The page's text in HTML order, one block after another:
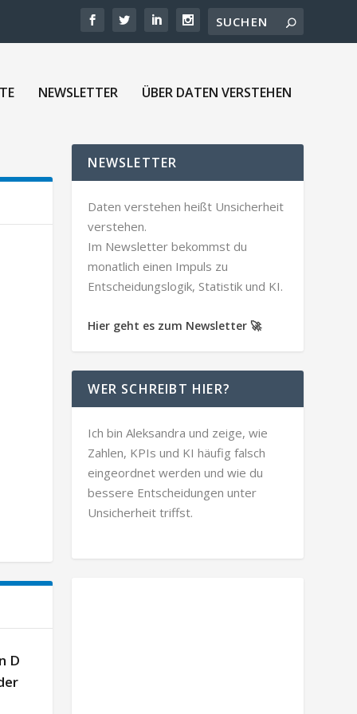
NEWSLETTER ÜBER DATEN VERSTEHEN
D
NEWSLETTER
Daten verstehen heißt Unsicherheit
verstehen.
Im Newsletter bekommst du
monatlich einen Impuls zu
Entscheidungslogik, Statistik und KI.
Hier geht es zum Newsletter 🚀
WER SCHREIBT HIER?
Ich bin Aleksandra und zeige, wie
Zahlen, KPIs und KI häufig falsch
eingeordnet werden und wie du
bessere Entscheidungen unter
Unsicherheit triffst.